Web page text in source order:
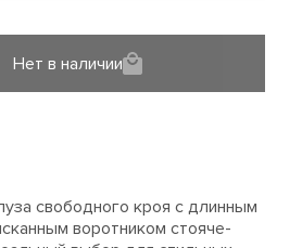
Нет в наличии
свободного кроя с длинным
воротником стояче-